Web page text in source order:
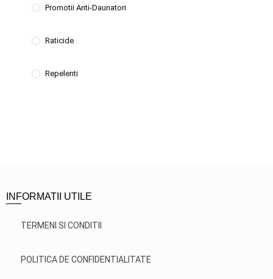
Promotii Anti-Daunatori
Raticide
Repelenti
INFORMATII UTILE
TERMENI SI CONDITII
POLITICA DE CONFIDENTIALITATE